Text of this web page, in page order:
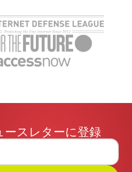
由を解説
Jennifer
ースレターに登録